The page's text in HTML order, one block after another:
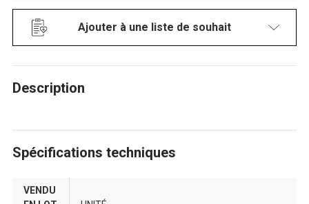
Ajouter à une liste de souhait
Description
Spécifications techniques
VENDU